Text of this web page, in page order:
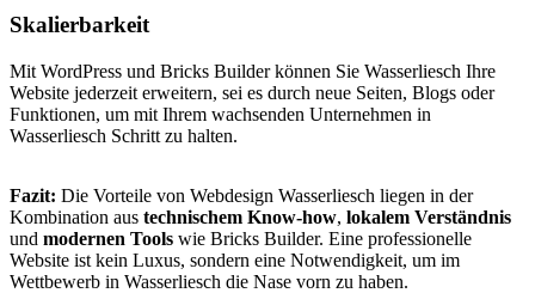
Skalierbarkeit
Mit WordPress und Bricks Builder können Sie Wasserliesch Ihre
Website jederzeit erweitern, sei es durch neue Seiten, Blogs oder
Funktionen, um mit Ihrem wachsenden Unternehmen in
Wasserliesch Schritt zu halten.
Fazit: Die Vorteile von Webdesign Wasserliesch liegen in der
Kombination aus technischem Know-how, lokalem Verständnis
und modernen Tools wie Bricks Builder. Eine professionelle
Website ist kein Luxus, sondern eine Notwendigkeit, um im
Wettbewerb in Wasserliesch die Nase vorn zu haben.